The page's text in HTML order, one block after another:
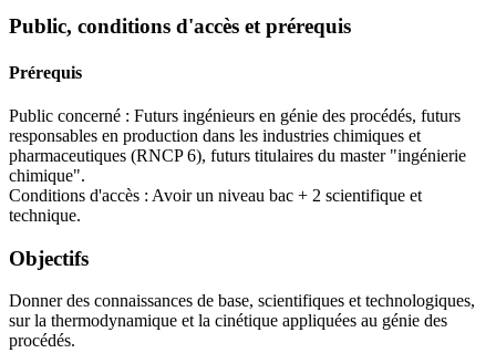
Public, conditions d'accès et prérequis
Prérequis
Public concerné : Futurs ingénieurs en génie des procédés, futurs
responsables en production dans les industries chimiques et
pharmaceutiques (RNCP 6), futurs titulaires du master "ingénierie
chimique".
Conditions d'accès : Avoir un niveau bac + 2 scientifique et
technique.
Objectifs
Donner des connaissances de base, scientifiques et technologiques,
sur la thermodynamique et la cinétique appliquées au génie des
procédés.